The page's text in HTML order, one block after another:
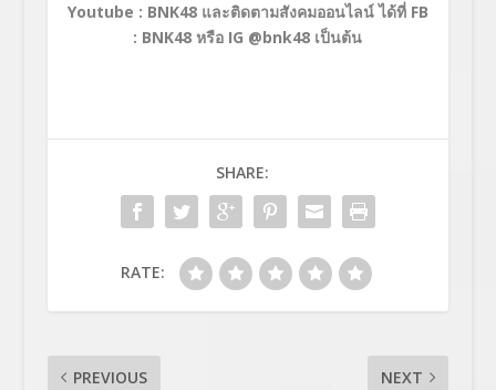
Youtube : BNK48 และติดตามสังคมออนไลน์ ได้ที่ FB
: BNK48 หรือ IG @bnk48 เป็นต้น
SHARE:
RATE:
PREVIOUS NEXT